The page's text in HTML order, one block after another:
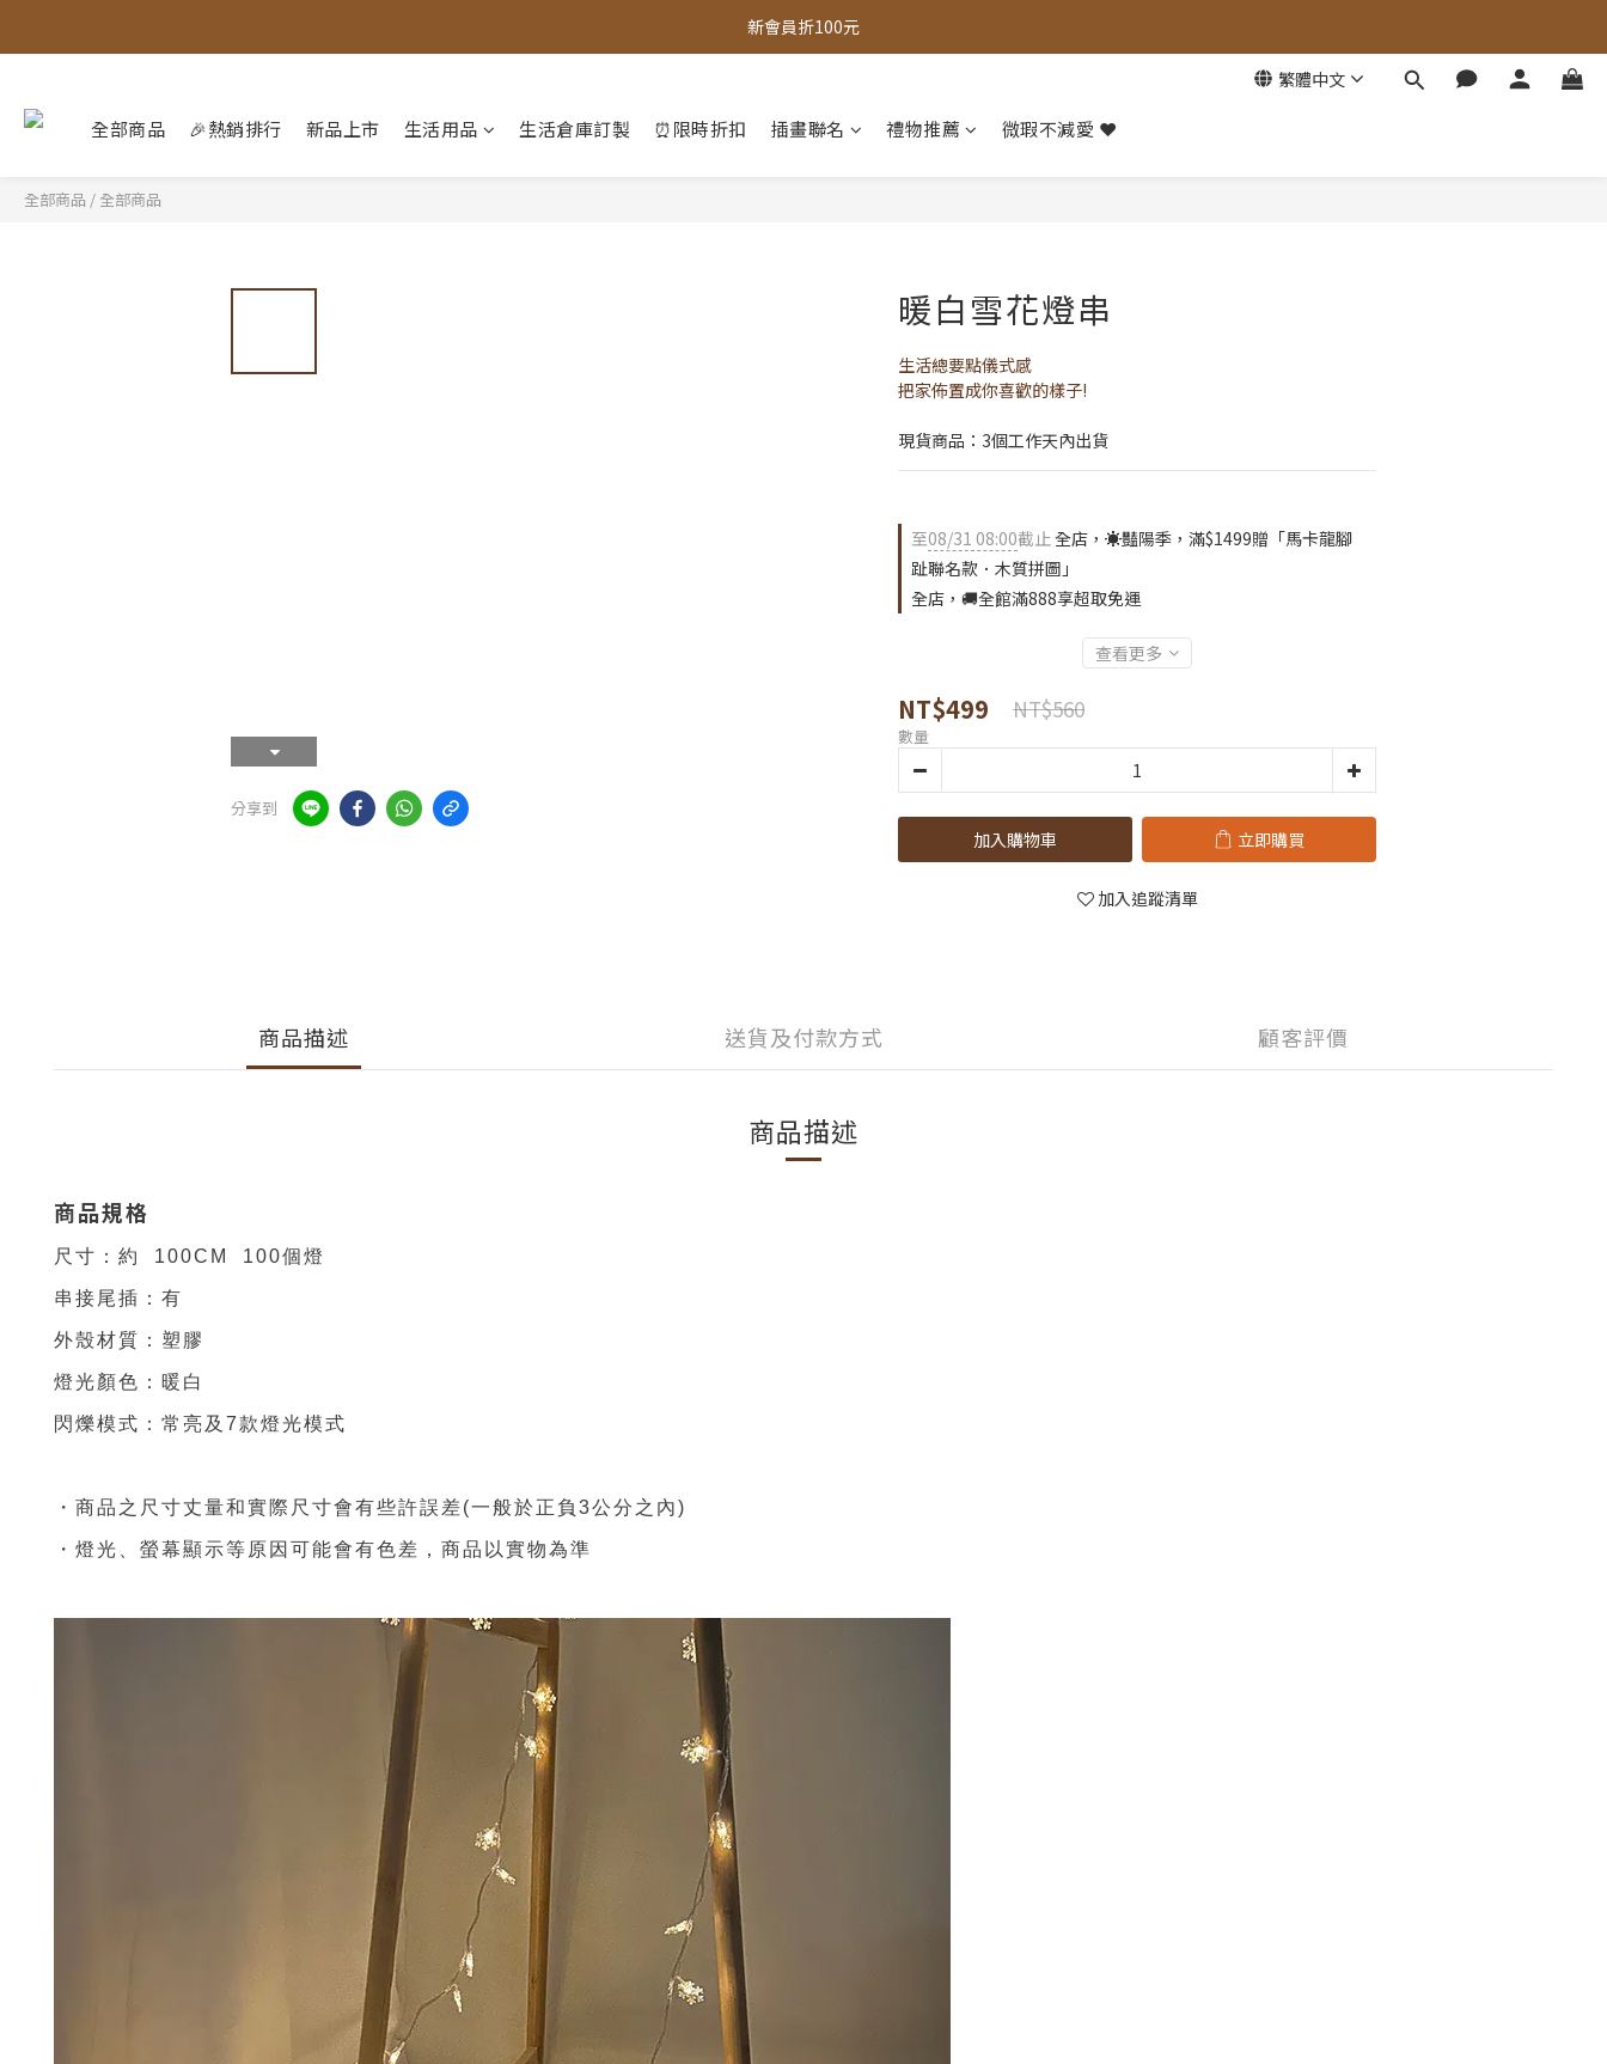
全館，滿888超取免運｜滿1500宅配免運
全館現貨商品，3個工作天內出貨
繁體中文
全部商品 🎉熱銷排行 新品上市 生活用品 生活倉庫訂製 ⏰限時折扣 插畫聯名 禮物推薦 微瑕不減愛 ❤️
全部商品 / 全部商品
分享到
暖白雪花燈串
生活總要點儀式感
把家佈置成你喜歡的樣子!
現貨商品：3個工作天內出貨
至08/31 08:00截止全店，☀️豔陽季，滿$1499贈「馬卡龍腳
趾聯名款．木質拼圖」
全店，🚚全館滿888享超取免運
查看更多
NT$499 NT$560
數量
加入購物車 立即購買
加入追蹤清單
商品描述 送貨及付款方式 顧客評價
商品描述
商品規格
尺寸 ：約 100CM 100個燈
串接尾插：有
外殼材質：塑膠
燈光顏色：暖白
閃爍模式：常亮及7款燈光模式
・商品之尺寸丈量和實際尺寸會有些許誤差(一般於正負3公分之內)
・燈光、螢幕顯示等原因可能會有色差，商品 以實物為準